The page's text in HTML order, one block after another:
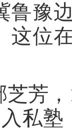
鲁豫
这位
芳
私